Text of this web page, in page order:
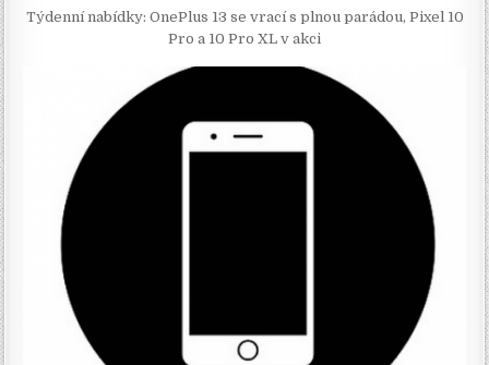
Týdenní nabídky: OnePlus 13 se vrací s plnou parádou, Pixel 10
Pro a 10 Pro XL v akci